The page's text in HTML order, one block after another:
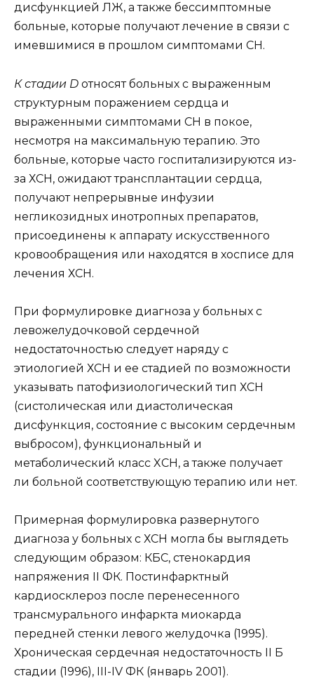
дисфункцией ЛЖ, а также бессимптомные
больные, которые получают лечение в связи с
имевшимися в прошлом симптомами СН.
К стадии D относят больных с выраженным
структурным поражением сердца и
выраженными симптомами СН в покое,
несмотря на максимальную терапию. Это
больные, которые часто госпитализируются из-
за ХСН, ожидают трансплантации сердца,
получают непрерывные инфузии
негликозидных инотропных препаратов,
присоединены к аппарату искусственного
кровообращения или находятся в хосписе для
лечения ХСН.
При формулировке диагноза у больных с
левожелудочковой сердечной
недостаточностью следует наряду с
этиологией ХСН и ее стадией по возможности
указывать патофизиологический тип ХСН
(систолическая или диастолическая
дисфункция, состояние с высоким сердечным
выбросом), функциональный и
метаболический класс XCH, а также получает
ли больной соответствующую терапию или нет.
Примерная формулировка развернутого
диагноза у больных с ХСН могла бы выглядеть
следующим образом: КБС, стенокардия
напряжения II ФК. Постинфарктный
кардиосклероз после перенесенного
трансмурального инфаркта миокарда
передней стенки левого желудочка (1995).
Хроническая сердечная недостаточность II Б
стадии (1996), III-IV ФК (январь 2001).